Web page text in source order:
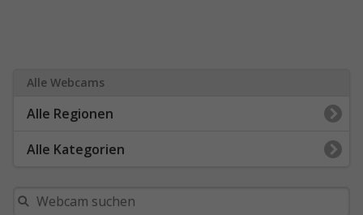
Alle Webcams
Alle Regionen
Alle Kategorien